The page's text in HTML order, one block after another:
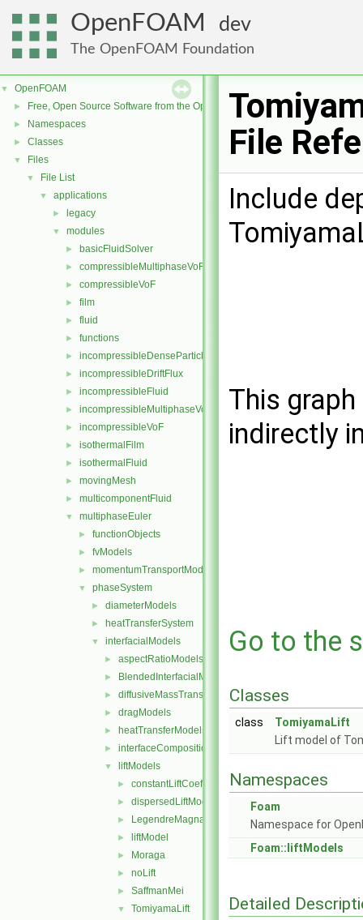
OpenFOAM dev
The OpenFOAM Foundation
▼ OpenFOAM
► Free, Open Source Software from the OpenFOAM Foundation
► Namespaces
► Classes
▼ Files
▼ File List
▼ applications
► legacy
▼ modules
► basicFluidSolver
► compressibleMultiphaseVoF
► compressibleVoF
► film
► fluid
► functions
► incompressibleDenseParticleFluid
► incompressibleDriftFlux
► incompressibleFluid
► incompressibleMultiphaseVoF
► incompressibleVoF
► isothermalFilm
► isothermalFluid
► movingMesh
► multicomponentFluid
▼ multiphaseEuler
► functionObjects
► fvModels
► momentumTransportModels
▼ phaseSystem
► diameterModels
► heatTransferSystem
▼ interfacialModels
► aspectRatioModels
► BlendedInterfacialModel
► diffusiveMassTransferModels
► dragModels
► heatTransferModels
► interfaceCompositionModels
▼ liftModels
► constantLiftCoefficient
► dispersedLiftModel
► LegendreMagnaudet
► liftModel
► Moraga
► noLift
► SaffmanMei
▼ TomiyamaLift
File
Include
This
indirectly
Go to the
Classes
class
TomiyamaLift
Lift model of
Namespaces
Foam
Namespace for
Foam::liftModels
Detailed